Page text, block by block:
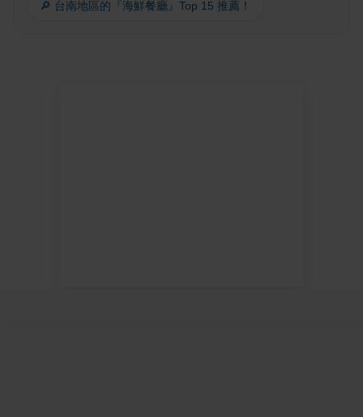
🔎 台南地區的『海鮮餐廳』Top 15 推薦！